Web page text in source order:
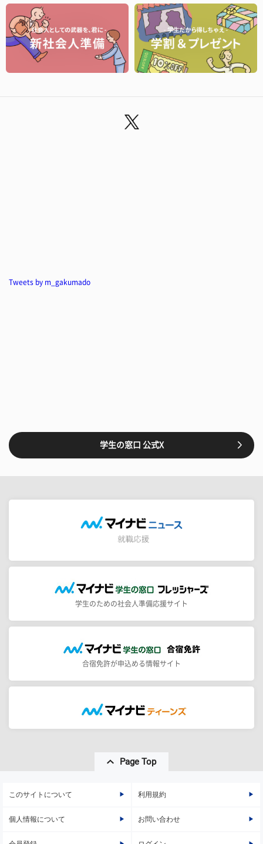
Tweets by m_gakumado
学生の窓口 公式X
学生のための社会人準備応援サイト
合宿免許が申込める情報サイト
Page Top
このサイトについて 利用規約
個人情報について お問い合わせ